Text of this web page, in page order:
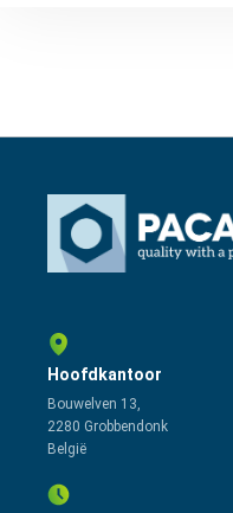
Hoofdkantoor
Bouwelven 13,
2280 Grobbendonk
België